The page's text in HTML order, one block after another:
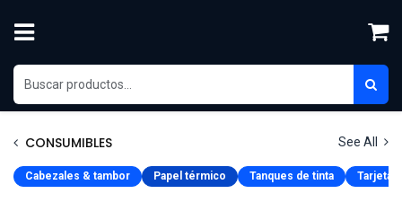
CONSUMIBLES See All
Cabezales & tambor Papel térmico Tanques de tinta Tarjetas